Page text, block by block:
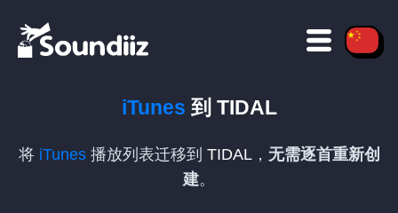
iTunes 到 TIDAL
将 iTunes播放列表迁移到 TIDAL， 无需逐首重新创
建。